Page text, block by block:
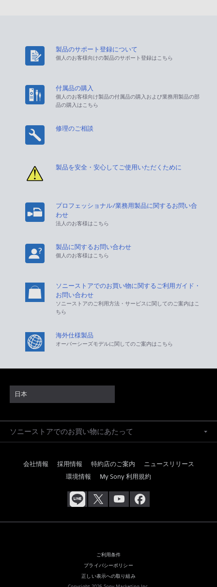
製品のサポート登録について
個人のお客様向けの製品のサポート登録はこちら
付属品の購入
個人のお客様向け製品の付属品の購入および業務用製品の部
品の購入はこちら
修理のご相談
製品を安全・安心してご使用いただくために
プロフェッショナル/業務用製品に関するお問い合
わせ
法人のお客様はこちら
製品に関するお問い合わせ
個人のお客様はこちら
ソニーストアでのお買い物に関するご利用ガイド・
お問い合わせ
ソニーストアのご利用方法・サービスに関してのご案内はこ
ちら
海外仕様製品
オーバーシーズモデルに関してのご案内はこちら
日本
ソニーストアでのお買い物にあたって
会社情報 採用情報 特約店のご案内
ニュースリリース
環境情報
My Sony 利用規約
ご利用条件
プライバシーポリシー
正しい表示への取り組み